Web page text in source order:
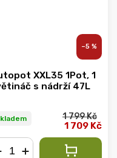
–5 %
XXL35 1Pot, 1
s nádrží 47L
1 799 Kč
1 709 Kč